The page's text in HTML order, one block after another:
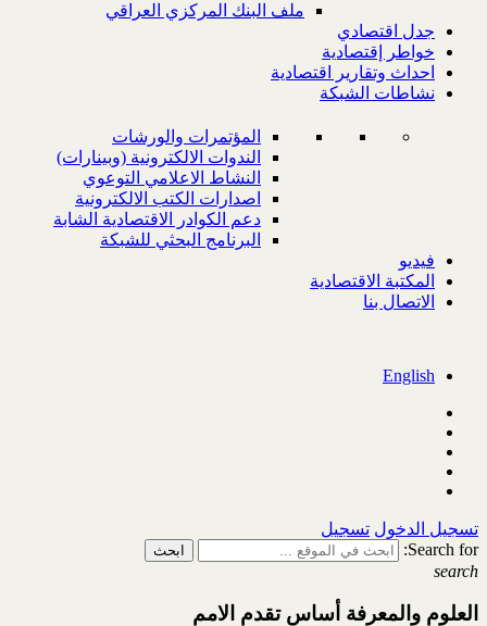
ملف البنك المركزي العراقي
جدل اقتصادي
خواطر إقتصادية
احداث وتقارير اقتصادية
نشاطات الشبكة
المؤتمرات والورشات
الندوات الالكترونية (وبينارات)
النشاط الاعلامي التوعوي
اصدارات الكتب الالكترونية
دعم الكوادر الاقتصادية الشابة
البرنامج البحثي للشبكة
فيديو
المكتبة الاقتصادية
الاتصال بنا
English
تسجيل الدخول تسجيل
Search for:
search
العلوم والمعرفة أساس تقدم الامم